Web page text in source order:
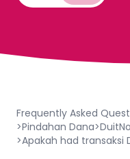
Frequently Asked
>Pindahan Dana>
>Apakah had transaksi